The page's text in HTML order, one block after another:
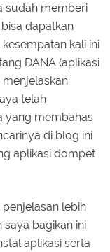
sudah memberi
dapatkan
kali ini
DANA (aplikasi
menjelaskan
telah
yang membahas
di blog ini
aplikasi dompet
lebih
saya bagikan ini
aplikasi serta